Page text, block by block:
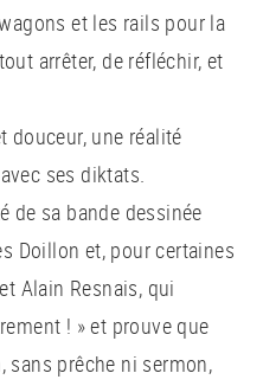
et les rails pour la
arrêter, de réfléchir, et
douceur, une réalité
ses diktats.
de sa bande dessinée
Doillon et, pour certaines
Alain Resnais, qui
! » et prouve que
sans prêche ni sermon,